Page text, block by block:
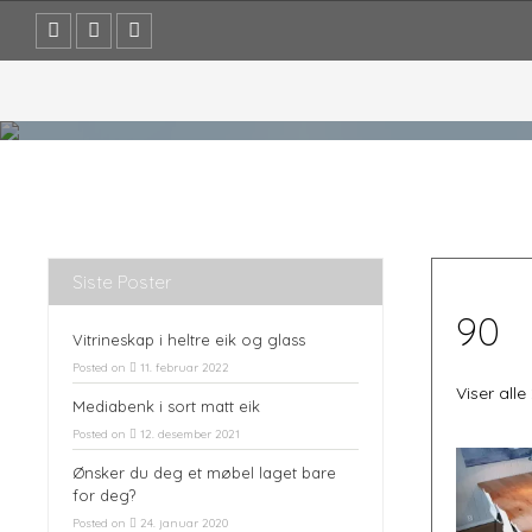
content
90
Viser
Siste Poster
Vitrineskap i heltre eik og glass
Posted on 11. februar 2022
Mediabenk i sort matt eik
Posted on 12. desember 2021
Ønsker du deg et møbel laget bare
for deg?
Posted on 24. januar 2020